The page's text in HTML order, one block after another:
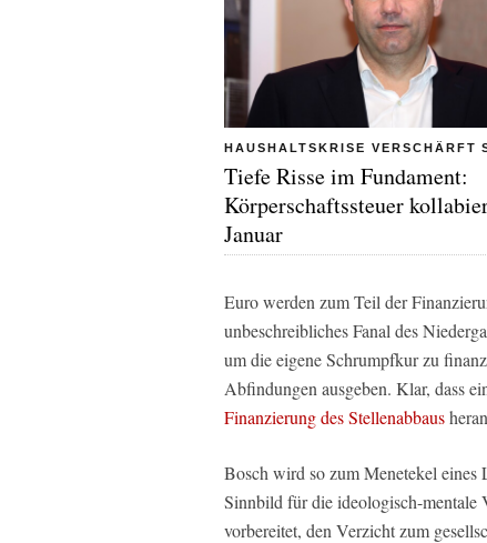
HAUSHALTSKRISE VERSCHÄRFT
Tiefe Risse im Fundament:
Körperschaftssteuer
Januar
Euro werden zum Teil der
unbeschreibliches Fanal des
um die eigene Schrumpfkur zu
Abfindungen ausgeben. Klar, dass
Finanzierung des Stellenabbaus
Bosch wird so zum Menetekel eines
Sinnbild für die ideologisch-mentale
vorbereitet, den Verzicht zum